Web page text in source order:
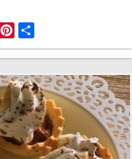
Pi
nt
er
es
t
o
m
pa
rti
r